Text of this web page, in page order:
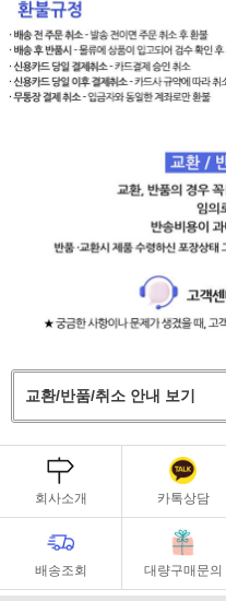
교환/반품/취소 안내 보기
회사소개 카톡상담
배송조회 대량구매문의